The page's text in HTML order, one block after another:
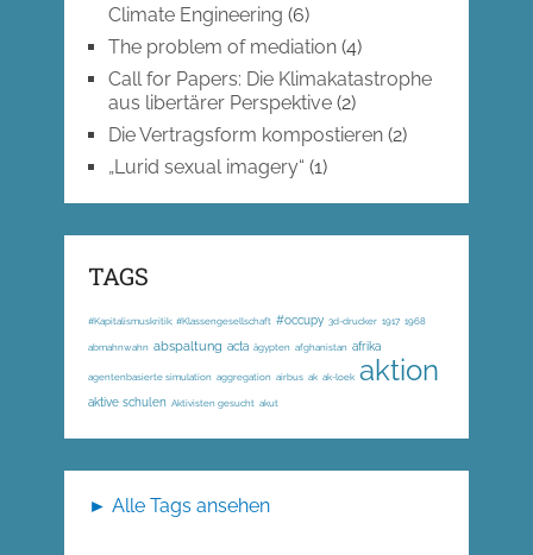
Climate Engineering (6)
The problem of mediation(4)
Call for Papers: Die Klimakatastrophe
aus libertärer Perspektive(2)
Die Vertragsform kompostieren(2)
„Lurid sexual imagery“ (1)
TAGS
#Kapitalismuskritik; #Klassengesellschaft #occupy 3d-drucker 1917 1968
abmahnwahn abspaltung acta ägypten afghanistan afrika
agentenbasierte simulation aggregation airbus ak ak-loek aktion
aktive schulen Aktivisten gesucht akut
► Alle Tags ansehen